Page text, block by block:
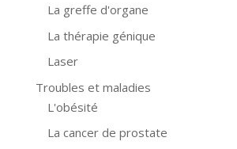
La greffe d'organe
La thérapie génique
Laser
Troubles et maladies
L'obésité
La cancer de prostate